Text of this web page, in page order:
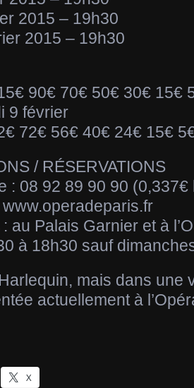
2015 – 19h30
2015 – 19h30
90€ 70€ 50€ 30€ 15€
9 février
72€ 56€ 40€ 24€ 15€
/ RÉSERVATIONS
: 08 92 89 90 90 (0,337€
au Palais Garnier et à
à 18h30 sauf
mais dans une
actuellement à
X